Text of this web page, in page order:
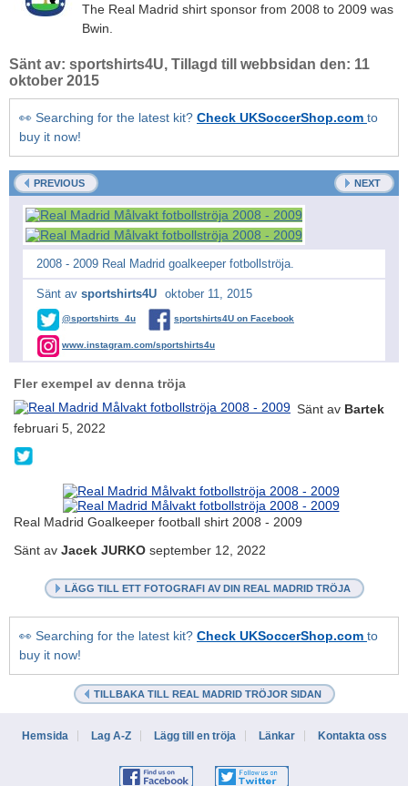
The Real Madrid shirt sponsor from 2008 to 2009 was
Bwin.
Sänt av: sportshirts4U, Tillagd till webbsidan den: 11
oktober 2015
👀 Searching for the latest kit? Check UKSoccerShop.com to
buy it now!
PREVIOUS NEXT
2008 - 2009 Real Madrid goalkeeper fotbollströja.
Sänt av sportshirts4U oktober 11, 2015
@sportshirts_4u sportshirts4U on Facebook
www.instagram.com/sportshirts4u
Fler exempel av denna tröja
Sänt av Bartek
februari 5, 2022
Real Madrid Goalkeeper football shirt 2008 - 2009
Sänt av Jacek JURKO september 12, 2022
LÄGG TILL ETT FOTOGRAFI AV DIN REAL MADRID TRÖJA
👀 Searching for the latest kit? Check UKSoccerShop.com to
buy it now!
TILLBAKA TILL REAL MADRID TRÖJOR SIDAN
Hemsida Lag A-Z Lägg till en tröja Länkar Kontakta oss